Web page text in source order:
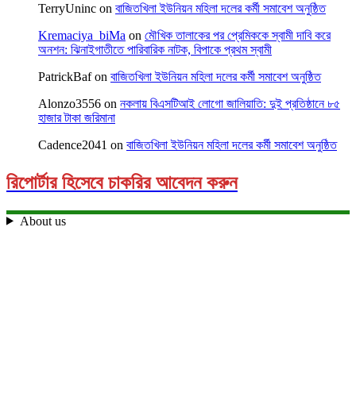
TerryUninc on বাজিতখিলা ইউনিয়ন মহিলা দলের কর্মী সমাবেশ অনুষ্ঠিত
Kremaciya_biMa on মৌখিক তালাকের পর প্রেমিককে স্বামী দাবি করে
অনশন: ঝিনাইগাতীতে পারিবারিক নাটক, বিপাকে প্রথম স্বামী
PatrickBafon বাজিতখিলা ইউনিয়ন মহিলা দলের কর্মী সমাবেশ অনুষ্ঠিত
Alonzo3556 on নকলায় বিএসটিআই লোগো জালিয়াতি: দুই প্রতিষ্ঠানে ৮৫
হাজার টাকা জরিমানা
Cadence2041 on বাজিতখিলা ইউনিয়ন মহিলা দলের কর্মী সমাবেশ অনুষ্ঠিত
রিপোর্টার হিসেবে চাকরির আবেদন করুন
About us